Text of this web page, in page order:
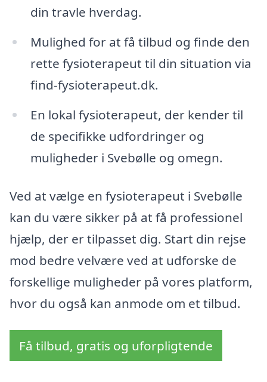
din travle hverdag.
Mulighed for at få tilbud og finde den
rette fysioterapeut til din situation via
find-fysioterapeut.dk.
En lokal fysioterapeut, der kender til
de specifikke udfordringer og
muligheder i Svebølle og omegn.
Ved at vælge en fysioterapeut i Svebølle
kan du være sikker på at få professionel
hjælp, der er tilpasset dig. Start din rejse
mod bedre velvære ved at udforske de
forskellige muligheder på vores platform,
hvor du også kan anmode om et tilbud.
Få tilbud, gratis og uforpligtende